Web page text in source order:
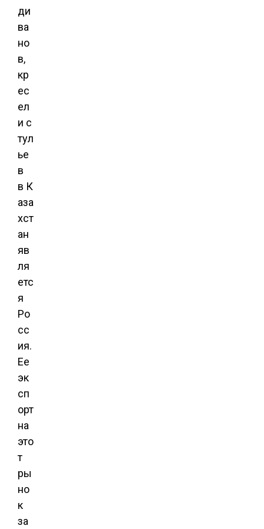
ди
ва
но
в,
кр
ес
ел
и с
тул
ье
в
в К
аза
хст
ан
яв
ля
етс
я
Ро
сс
ия.
Ее
эк
сп
орт
на
это
т
ры
но
к
за